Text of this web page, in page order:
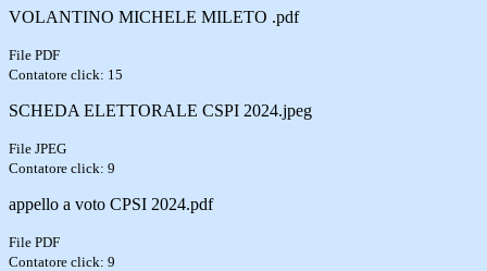
VOLANTINO MICHELE MILETO .pdf
File PDF
Contatore click: 15
SCHEDA ELETTORALE CSPI 2024.jpeg
File JPEG
Contatore click: 9
appello a voto CPSI 2024.pdf
File PDF
Contatore click: 9